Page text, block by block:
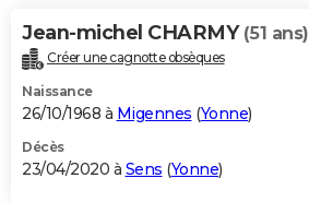
Jean-michel CHARMY (51 ans)
Créer une cagnotte obsèques
Naissance
26/10/1968 à Migennes (Yonne)
Décès
23/04/2020 à Sens (Yonne)